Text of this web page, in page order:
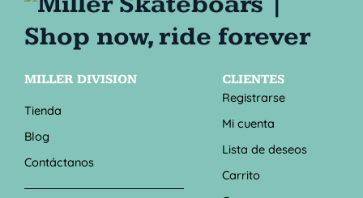
MILLER DIVISION
Tienda
Blog
Contáctanos
CLIENTES
Registrarse
Mi cuenta
Lista de deseos
Carrito